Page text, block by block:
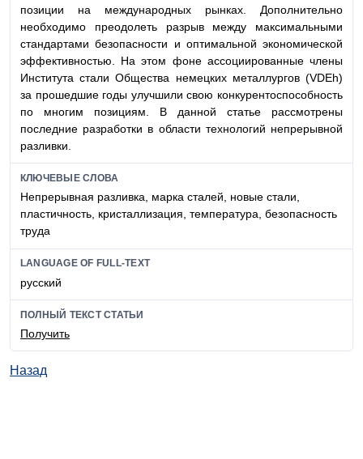
позиции на международных рынках. Дополнительно
необходимо преодолеть разрыв между максимальными
стандартами безопасности и оптимальной экономической
эффективностью. На этом фоне ассоциированные члены
Института стали Общества немецких металлургов (VDEh)
за прошедшие годы улучшили свою конкурентоспособность
по многим позициям. В данной статье рассмотрены
последние разработки в области технологий непрерывной
разливки.
КЛЮЧЕВЫЕ СЛОВА
Непрерывная разливка, марка сталей, новые стали,
пластичность, кристаллизация, температура, безопасность
труда
LANGUAGE OF FULL-TEXT
русский
ПОЛНЫЙ ТЕКСТ СТАТЬИ
Получить
Назад